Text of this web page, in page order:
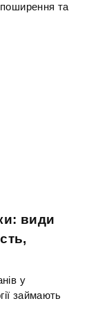
та
види
у
займають